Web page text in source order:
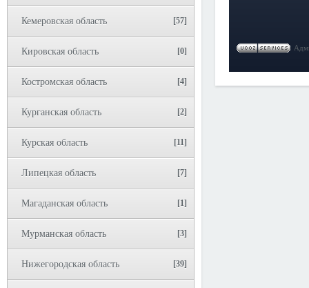
Кемеровская область [57]
Кировская область [0]
Костромская область [4]
Курганская область [2]
Курская область [11]
Липецкая область [7]
Магаданская область [1]
Мурманская область [3]
Нижегородская область [39]